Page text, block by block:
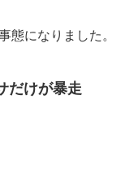
態になりました。
だけが暴走